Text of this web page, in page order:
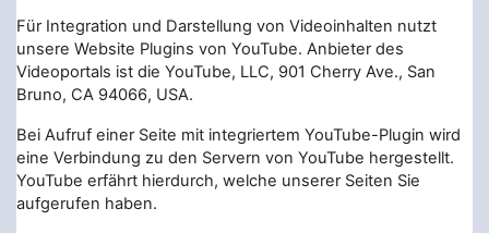
Für Integration und Darstellung von Videoinhalten nutzt
unsere Website Plugins von YouTube. Anbieter des
Videoportals ist die YouTube, LLC, 901 Cherry Ave., San
Bruno, CA 94066, USA.
Bei Aufruf einer Seite mit integriertem YouTube-Plugin wird
eine Verbindung zu den Servern von YouTube hergestellt.
YouTube erfährt hierdurch, welche unserer Seiten Sie
aufgerufen haben.